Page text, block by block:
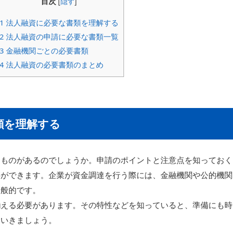
1 法人融資に必要な書類を理解する
2 法人融資の申請に必要な書類一覧
3 金融機関ごとの必要書類
4 法人融資の必要書類のまとめ
理解する
のがあるのでしょうか。申請のポイントと注意点を知っておく
できます。企業が資金調達を行う際には、金融機関や公的機関
的です。
る必要があります。その特性などを知っていると、準備にも時
きましょう。